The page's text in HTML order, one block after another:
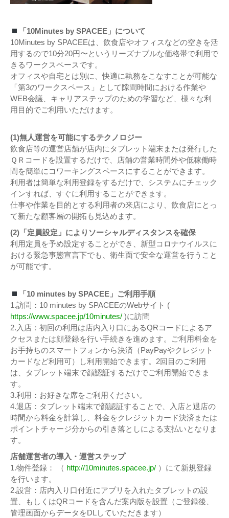
「10Minutes by SPACEE」について
10Minutes by SPACEEは、飲食店やオフィスなどの空きを活
用するので10分20円〜というリーズナブルな価格帯で利用で
きるワークスペースです。
オフィスや自宅とは別に、快適に執務をこなすことが可能な
「第3のワークスペース」として隙間時間における作業や
WEB会議、キャリアステップのための学習など、様々な利
用目的でご利用いただけます。
(1)無人運営を可能にするテクノロジー
飲食店等の運営店舗が店内にタブレット端末または発行した
ＱＲコードを設置するだけで、店舗の営業時間外や低稼働時
間を簡単にコワーキングスペースにすることができます。
利用者は簡単な利用登録をするだけで、システムにチェック
インすれば、すぐに利用することができます。
仕事や作業を目的とする利用者の来店により、飲食店にとっ
て新たな顧客層の開拓も見込めます。
(2)「定員設定」によりソーシャルディスタンスを確保
利用定員を予め設定することができ、新型コロナウイルスに
おける緊急事態宣言下でも、衛生面で安全な運営を行うこと
が可能です。
「10 minutes by SPACEE」ご利用手順
1.訪問：10 minutes by SPACEEのWebサイト (
https://www.spacee.jp/10minutes/ )に訪問
2.入店：初回の利用は店内入り口にあるQRコードによるア
クセスまたは顔登録を行い手続きを進めます。ご利用料金を
お手持ちのスマートフォンから決済（PayPayやクレジット
カードなど利用可）し利用開始できます。2回目のご利用
は、タブレット端末で顔認証するだけでご利用開始できま
す。
3.利用：お好きな席をご利用ください。
4.退店：タブレット端末で顔認証することで、入店と退店の
時間から料金を計算し、料金をクレジットカード決済または
ポイントチャージ分からの引き落としによる支払いとなりま
す。
店舗運営者の導入・運営ステップ
1.物件登録： （ http://10minutes.spacee.jp/ ）にて新規登録
を行います。
2.設営：店内入り口付近にアプリを入れたタブレットの設
置、もしくはQRコードを含んだ案内版を設置（ご登録後、
管理画面からデータをDLしていただきます）